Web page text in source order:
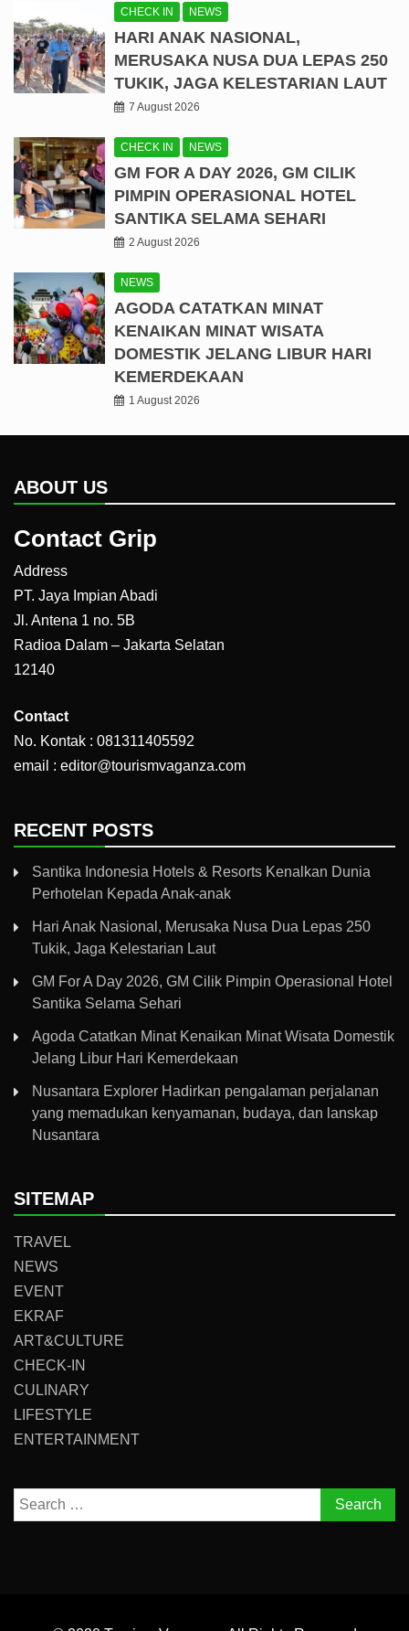
CHECK IN NEWS
HARI ANAK NASIONAL,
MERUSAKA NUSA DUA LEPAS 250
TUKIK, JAGA KELESTARIAN LAUT
7 August 2026
CHECK IN NEWS
GM FOR A DAY 2026, GM CILIK
PIMPIN OPERASIONAL HOTEL
SANTIKA SELAMA SEHARI
2 August 2026
NEWS
AGODA CATATKAN MINAT
KENAIKAN MINAT WISATA
DOMESTIK JELANG LIBUR HARI
KEMERDEKAAN
1 August 2026
ABOUT US
Contact Grip
Address
PT. Jaya Impian Abadi
Jl. Antena 1 no. 5B
Radioa Dalam – Jakarta Selatan
12140
Contact
No. Kontak : 081311405592
email : editor@tourismvaganza.com
RECENT POSTS
Santika Indonesia Hotels & Resorts Kenalkan Dunia
Perhotelan Kepada Anak-anak
Hari Anak Nasional, Merusaka Nusa Dua Lepas 250
Tukik, Jaga Kelestarian Laut
GM For A Day 2026, GM Cilik Pimpin Operasional Hotel
Santika Selama Sehari
Agoda Catatkan Minat Kenaikan Minat Wisata Domestik
Jelang Libur Hari Kemerdekaan
Nusantara Explorer Hadirkan pengalaman perjalanan
yang memadukan kenyamanan, budaya, dan lanskap
Nusantara
SITEMAP
TRAVEL
NEWS
EVENT
EKRAF
ART&CULTURE
CHECK-IN
CULINARY
LIFESTYLE
ENTERTAINMENT
Search
for: